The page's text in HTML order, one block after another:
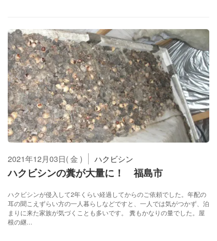
2021年12月03日( 金 ) ハクビシン
ハクビシンの糞が大量に！ 福島市
ハクビシンが侵入して2年くらい経過してからのご依頼でした。年配の
耳の聞こえずらい方の一人暮らしなどですと、一人では気がつかず、泊
まりに来た家族が気づくことも多いです。 糞もかなりの量でした。屋
根の継...